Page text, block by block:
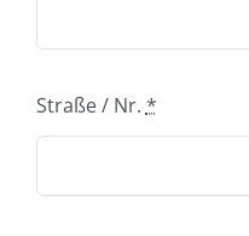
Einsatzgebiete
Karriere
Straße / Nr. *